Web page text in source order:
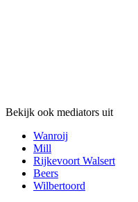
Bekijk ook mediators uit
Wanroij
Mill
Rijkevoort Walsert
Beers
Wilbertoord